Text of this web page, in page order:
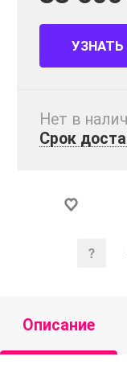
Нет в
Срок
Описание